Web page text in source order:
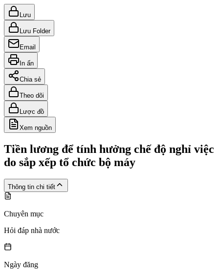
Lưu
Lưu Folder
Email
In ấn
Chia sẻ
Theo dõi
Lược đồ
Xem nguồn
Tiền lương để tính hưởng chế độ nghỉ việc
do sắp xếp tổ chức bộ máy
Thông tin chi tiết
Chuyên mục
Hỏi đáp nhà nước
Ngày đăng